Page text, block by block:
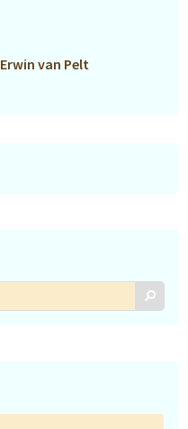
Erwin van Pelt
Zoek